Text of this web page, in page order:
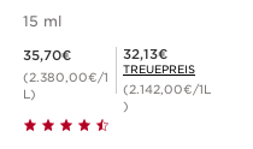
15 ml
35,70€
(2.380,00€/1
L)
Mitgliederpreis 32,13€
32,13€
TREUEPREIS
(2.142,00€/1L
)